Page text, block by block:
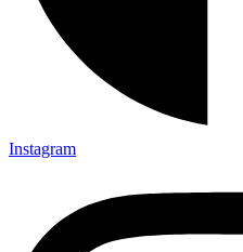
Instagram